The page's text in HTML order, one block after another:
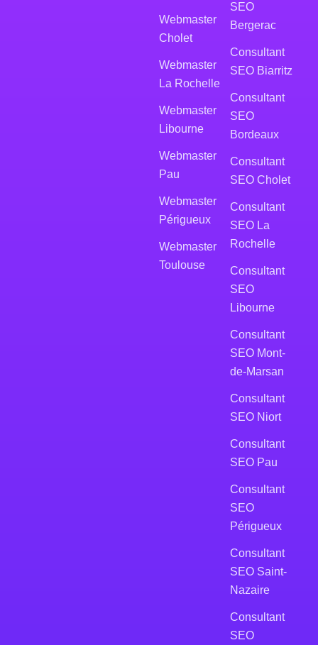
Webmaster
Cholet
Webmaster
La Rochelle
Webmaster
Libourne
Webmaster
Pau
Webmaster
Périgueux
Webmaster
Toulouse
SEO
Bergerac
Consultant
SEO Biarritz
Consultant
SEO
Bordeaux
Consultant
SEO Cholet
Consultant
SEO La
Rochelle
Consultant
SEO
Libourne
Consultant
SEO Mont-
de-Marsan
Consultant
SEO Niort
Consultant
SEO Pau
Consultant
SEO
Périgueux
Consultant
SEO Saint-
Nazaire
Consultant
SEO